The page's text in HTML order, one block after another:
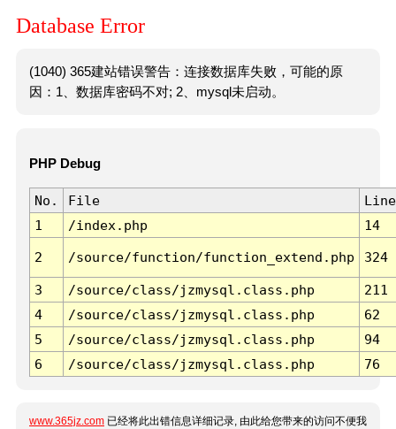
Database Error
(1040) 365建站错误警告：连接数据库失败，可能的原
因：1、数据库密码不对; 2、mysql未启动。
PHP Debug
No. File
Line
1
/index.php 14
2 /source/function/function_extend.php 324
3 /source/class/jzmysql.class.php
211
4
/source/class/jzmysql.class.php
62
5
/source/class/jzmysql.class.php
94
6
/source/class/jzmysql.class.php 76
www.365jz.com 已经将此出错信息详细记录, 由此给您带来的访问不便我